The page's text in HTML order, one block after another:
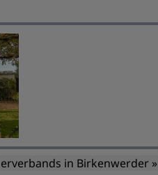
in Birkenwerder »